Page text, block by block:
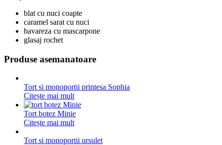
blat cu nuci coapte
caramel sarat cu nuci
bavareza cu mascarpone
glasaj rochet
Produse asemanatoare
Tort si monoportii printesa Sophia
Citește mai mult
Tort botez Minie
Citește mai mult
Tort si monoportii ursulet